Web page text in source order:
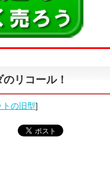
リコール！
トの旧型]